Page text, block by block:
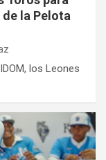
la Pelota
los Leones